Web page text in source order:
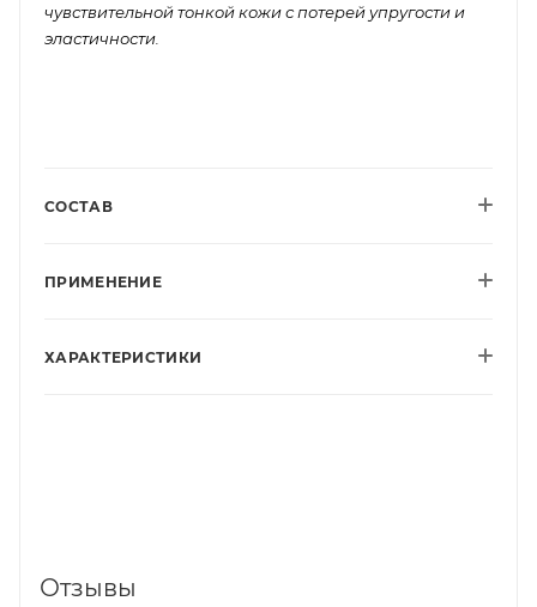
чувствительной тонкой кожи с потерей упругости и
эластичности.
СОСТАВ
ПРИМЕНЕНИЕ
ХАРАКТЕРИСТИКИ
Отзывы